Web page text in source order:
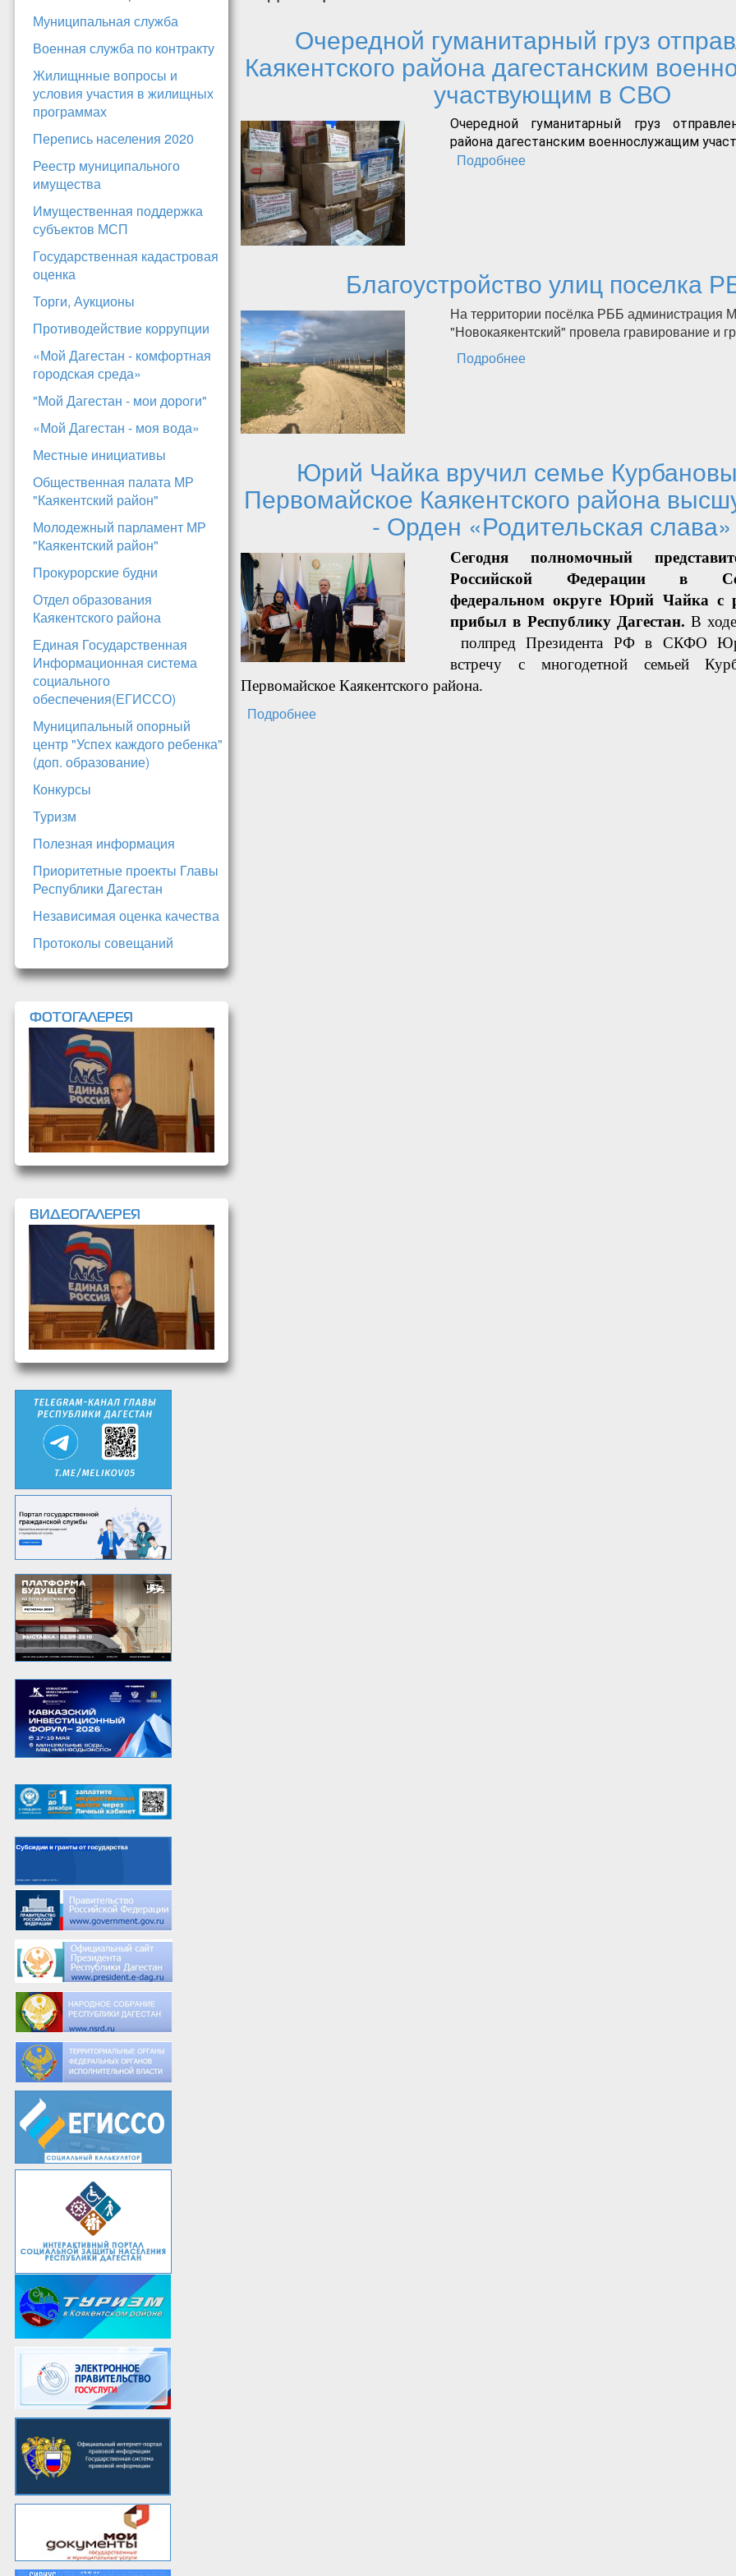
Муниципальная служба
Военная служба по контракту
Жилищнные вопросы и
условия участия в жилищных
программах
Перепись населения 2020
Реестр муниципального
имущества
Имущественная поддержка
субъектов МСП
Государственная кадастровая
оценка
Торги, Аукционы
Противодействие коррупции
«Мой Дагестан - комфортная
городская среда»
"Мой Дагестан - мои дороги"
«Мой Дагестан - моя вода»
Местные инициативы
Общественная палата МР
"Каякентский район"
Молодежный парламент МР
"Каякентский район"
Прокурорские будни
Отдел образования
Каякентского района
Единая Государственная
Информационная система
социального
обеспечения(ЕГИССО)
Муниципальный опорный
центр "Успех каждого ребенка"
(доп. образование)
Конкурсы
Туризм
Полезная информация
Приоритетные проекты Главы
Республики Дагестан
Независимая оценка качества
Протоколы совещаний
ФОТОГАЛЕРЕЯ
ВИДЕОГАЛЕРЕЯ
Очередной гуманитарный груз
Каякентского района дагестанским
участвующим в СВО
Очередной гуманитарный груз
района дагестанским военнослужащим
Подробнее
Благоустройство улиц поселка
На территории посёлка РББ администрация
"Новокаякентский" провела гравирование и
Подробнее
Юрий Чайка вручил семье
Первомайское Каякентского района
- Орден «Родительская слава»
Сегодня полномочный
Российской Федерации в
федеральном округе Юрий Чайка с
прибыл в Республику Дагестан. В
полпред Президента РФ в СКФО
встречу с многодетной семьей
Первомайское Каякентского района.
Подробнее